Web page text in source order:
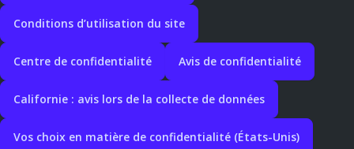
Conditions d’utilisation du site
Centre de confidentialité Avis de confidentialité
Californie : avis lors de la collecte de données
Vos choix en matière de confidentialité (États-Unis)